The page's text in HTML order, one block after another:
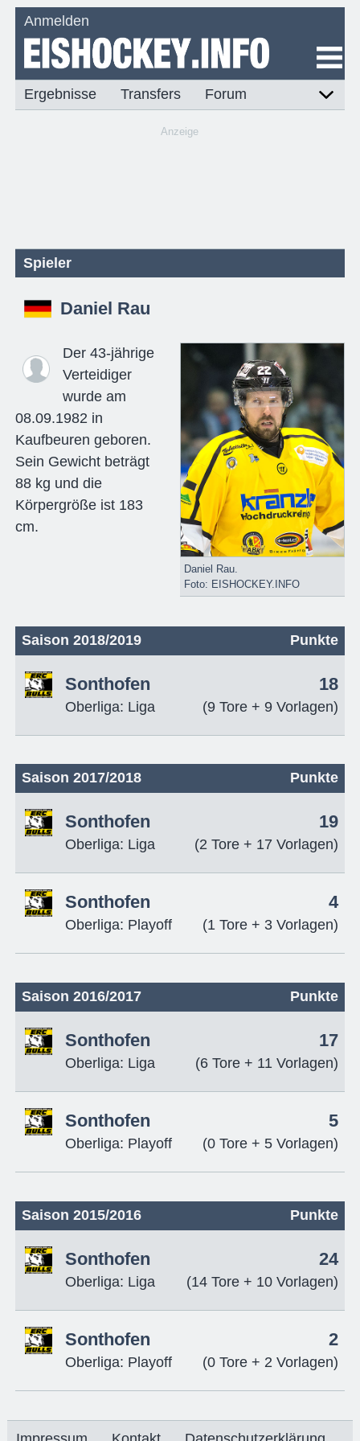
Anmelden
Ergebnisse Transfers Forum
Anzeige
Spieler
Daniel Rau
Daniel Rau.
Foto: EISHOCKEY.INFO
Der 43-jährige
Verteidiger
wurde am
08.09.1982 in
Kaufbeuren geboren.
Sein Gewicht beträgt
88 kg und die
Körpergröße ist 183
cm.
Saison 2018/2019 Punkte
Sonthofen
Oberliga: Liga
18
(9 Tore + 9 Vorlagen)
Saison 2017/2018 Punkte
Sonthofen
Oberliga: Liga
19
(2 Tore + 17 Vorlagen)
Sonthofen
Oberliga: Playoff
4
(1 Tore + 3 Vorlagen)
Saison 2016/2017 Punkte
Sonthofen
Oberliga: Liga
17
(6 Tore + 11 Vorlagen)
Sonthofen
Oberliga: Playoff
5
(0 Tore + 5 Vorlagen)
Saison 2015/2016 Punkte
Sonthofen
Oberliga: Liga
24
(14 Tore + 10 Vorlagen)
Sonthofen
Oberliga: Playoff
2
(0 Tore + 2 Vorlagen)